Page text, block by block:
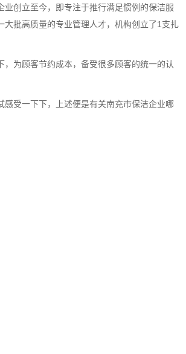
创立至今，即专注于推行满足惯例的保洁服
批高质量的专业管理人才，机构创立了1支扎
为顾客节约成本，备受很多顾客的统一的认
受一下下，上述便是有关南充市保洁企业哪